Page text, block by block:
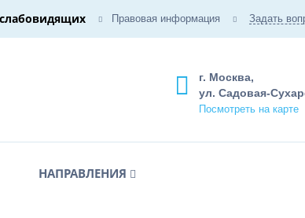
Правовая информация Задать
г. Москва,
ул. Садовая-
Посмотреть на карте
НАПРАВЛЕНИЯ